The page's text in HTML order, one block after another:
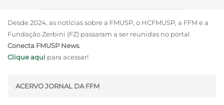
Desde 2024, as notícias sobre a FMUSP, o HCFMUSP, a FFM e a
Fundação Zerbini (FZ) passaram a ser reunidas no portal
Conecta FMUSP News.
Clique aqui para acessar!
ACERVO JORNAL DA FFM